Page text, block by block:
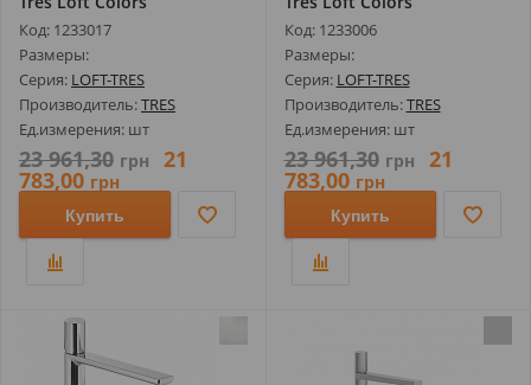
20020305BMD
Код: 1233017
Размеры:
Серия: LOFT-TRES
Производитель:TRES
Ед.измерения: шт
23 961,30 грн 21
783,00 грн
Купить
20020306NMD
Код: 1233006
Размеры:
Серия: LOFT-TRES
Производитель:TRES
Ед.измерения: шт
23 961,30 грн 21
783,00 грн
Купить